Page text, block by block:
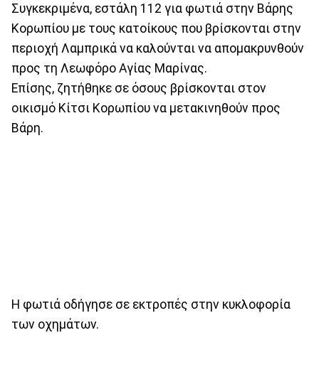
Συγκεκριμένα, εστάλη 112 για φωτιά στην Βάρης
Κορωπίου με τους κατοίκους που βρίσκονται στην
περιοχή Λαμπρικά να καλούνται να απομακρυνθούν
προς τη Λεωφόρο Αγίας Μαρίνας.
Επίσης, ζητήθηκε σε όσους βρίσκονται στον
οικισμό Κίτσι Κορωπίου να μετακινηθούν προς
Βάρη.
Η φωτιά οδήγησε σε εκτροπές στην κυκλοφορία
των οχημάτων.